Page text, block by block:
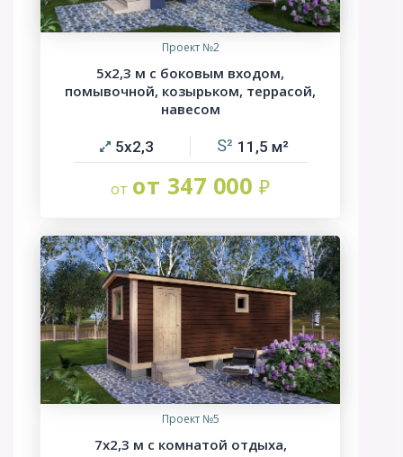
Проект №2
5х2,3 м с боковым входом,
помывочной, козырьком, террасой,
навесом
5х2,3 11,5
от 347 000
Проект №5
7х2,3 м с комнатой отдыха,